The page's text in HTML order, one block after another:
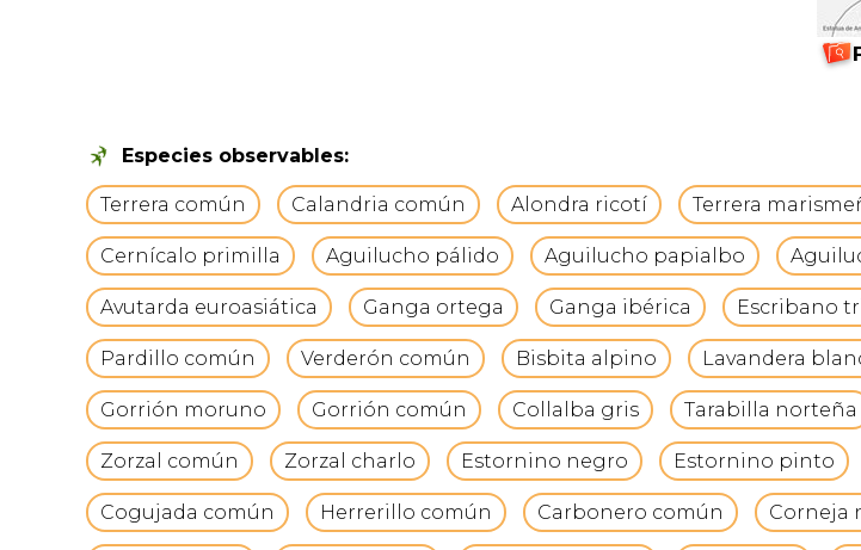
Especies observables:
Terrera común Calandria común Alondra ricotí Terrera
Cernícalo primilla Aguilucho pálido Aguilucho papialbo
Avutarda euroasiática Ganga ortega Ganga ibérica Escribano
Pardillo común Verderón común Bisbita alpino Lavandera
Gorrión moruno Gorrión común Collalba gris Tarabilla norteña
Zorzal común Zorzal charlo Estornino negro Estornino pinto
Cogujada común Herrerillo común Carbonero común Corneja